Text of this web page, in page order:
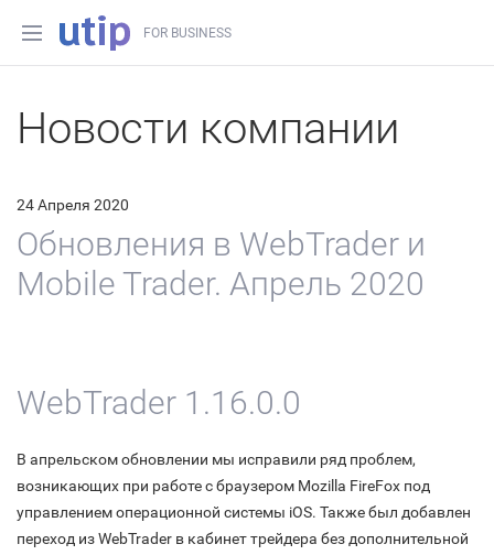
FOR BUSINESS
Новости компании
24 Апреля 2020
Обновления в WebTrader и
Mobile Trader. Апрель 2020
WebTrader 1.16.0.0
В апрельском обновлении мы исправили ряд проблем,
возникающих при работе с браузером Mozilla FireFox под
управлением операционной системы iOS. Также был добавлен
переход из WebTrader в кабинет трейдера без дополнительной